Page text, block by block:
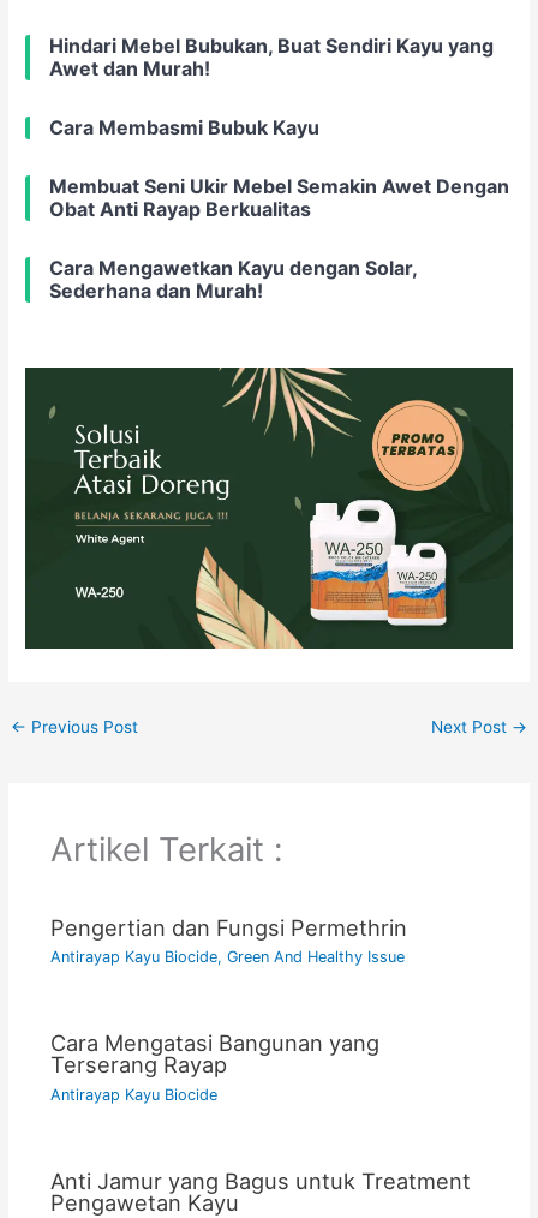
Hindari Mebel Bubukan, Buat Sendiri Kayu yang
Awet dan Murah!
Cara Membasmi Bubuk Kayu
Membuat Seni Ukir Mebel Semakin Awet Dengan
Obat Anti Rayap Berkualitas
Cara Mengawetkan Kayu dengan Solar,
Sederhana dan Murah!
← Previous Post Next Post →
Artikel Terkait :
Pengertian dan Fungsi Permethrin
Antirayap Kayu Biocide, Green And Healthy Issue
Cara Mengatasi Bangunan yang
Terserang Rayap
Antirayap Kayu Biocide
Anti Jamur yang Bagus untuk Treatment
Pengawetan Kayu